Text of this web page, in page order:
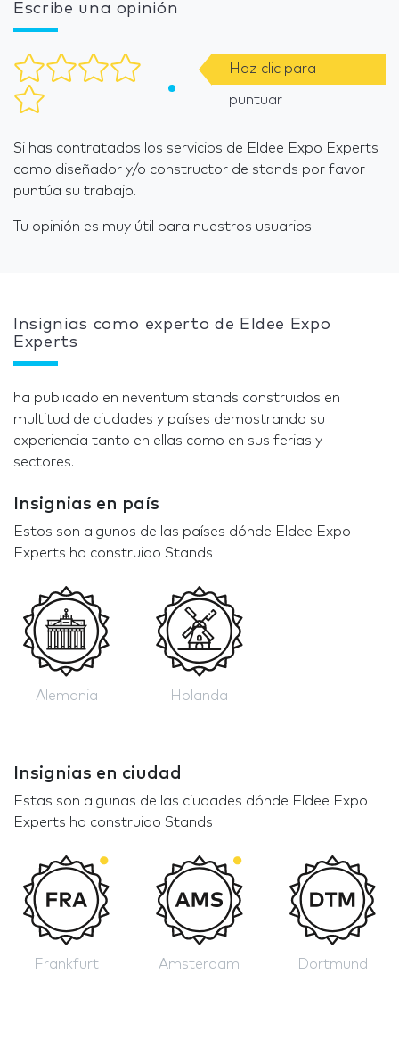
Escribe una opinión
Haz clic para
puntuar
Si has contratados los servicios de Eldee Expo Experts
como diseñador y/o constructor de stands por favor
puntúa su trabajo.
Tu opinión es muy útil para nuestros usuarios.
Insignias como experto de Eldee Expo
Experts
ha publicado en neventum stands construidos en
multitud de ciudades y países demostrando su
experiencia tanto en ellas como en sus ferias y
sectores.
Insignias en país
Estos son algunos de las países dónde Eldee Expo
Experts ha construido Stands
Alemania Holanda
Insignias en ciudad
Estas son algunas de las ciudades dónde Eldee Expo
Experts ha construido Stands
Frankfurt Amsterdam Dortmund